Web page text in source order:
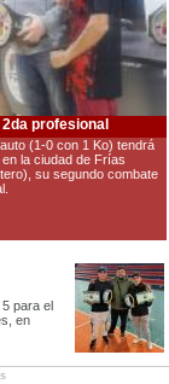
profesional
(1-0 con 1 Ko) tendrá
la ciudad de Frías
su segundo combate
para el
en